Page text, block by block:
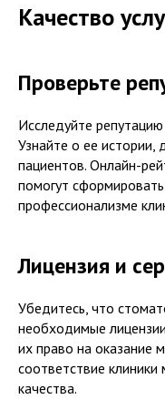
Качество
Проверьте
Исследуйте
Узнайте о ее истории,
пациентов. Онлайн-
помогут
профессионализме
Лицензия и
Убедитесь, что
необходимые
их право на оказание
соответствие
качества.